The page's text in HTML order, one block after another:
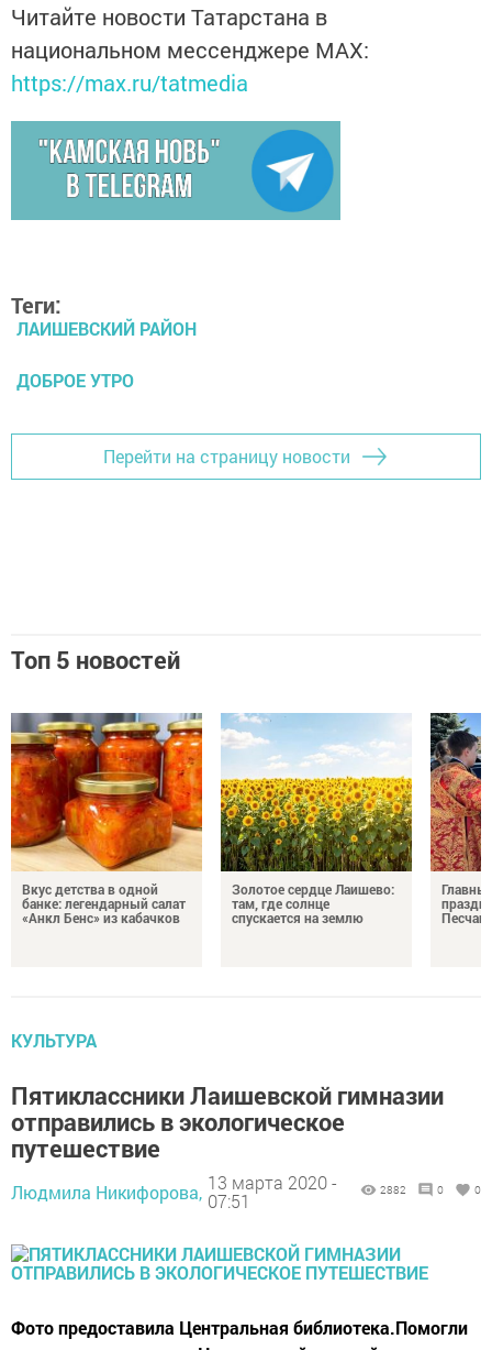
Читайте новости Татарстана в
национальном мессенджере MАХ:
https://max.ru/tatmedia
Теги:
ЛАИШЕВСКИЙ РАЙОН
ДОБРОЕ УТРО
Перейти на страницу новости
Топ 5 новостей
Вкус детства в одной
банке: легендарный салат
«Анкл Бенс» из кабачков
Золотое сердце Лаишево:
там, где солнце
спускается на землю
КУЛЬТУРА
Пятиклассники Лаишевской гимназии
отправились в экологическое
путешествие
Людмила Никифорова, 13 марта 2020 -
07:51
2882 0 0
Фото предоставила Центральная библиотека.Помогли